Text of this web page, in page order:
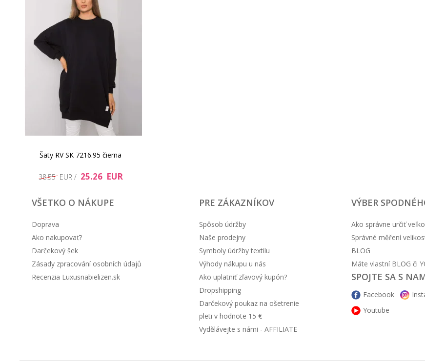
Šaty RV SK 7216.95 čierna
38.55 EUR / 25.26 EUR
VŠETKO O NÁKUPE
Doprava
Ako nakupovať?
Darčekový šek
Zásady zpracování osobních údajů
Recenzia Luxusnabielizen.sk
PRE ZÁKAZNÍKOV
Spôsob údržby
Naše prodejny
Symboly údržby textilu
Výhody nákupu u nás
Ako uplatniť zľavový kupón?
Dropshipping
Darčekový poukaz na ošetrenie
pleti v hodnote 15 €
Vydělávejte s námi - AFFILIATE
VÝBER
Ako správne určiť
Správné měření
BLOG
Máte vlastní BLOG či
SPOJTE SA S
Facebook
Youtube